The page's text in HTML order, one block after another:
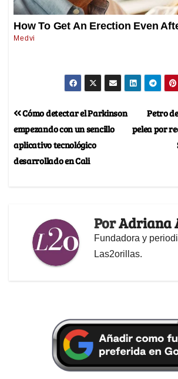
Petro
pelea por
Cómo detectar el Parkinson
empezando con un sencillo
aplicativo tecnológico
desarrollado en Cali
PorAdriana
Fundadora y
Las2orillas.